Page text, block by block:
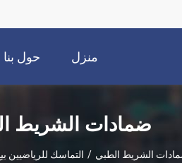
منزل حول بنا
ضمادات الشريط
الشريط الطبي / التماسك للرياضيين